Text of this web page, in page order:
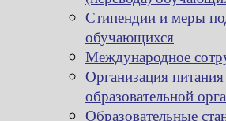
Стипендии и меры
обучающихся
Международное
Организация
образовательной
Образовательные